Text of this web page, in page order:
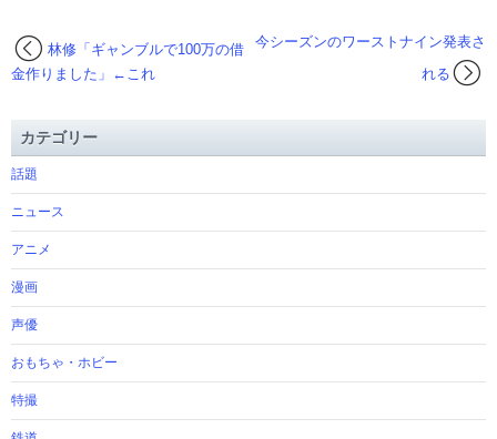
今シーズンのワーストナイン発表さ
れる
林修「ギャンブルで100万の借
金作りました」←これ
カテゴリー
話題
ニュース
アニメ
漫画
声優
おもちゃ・ホビー
特撮